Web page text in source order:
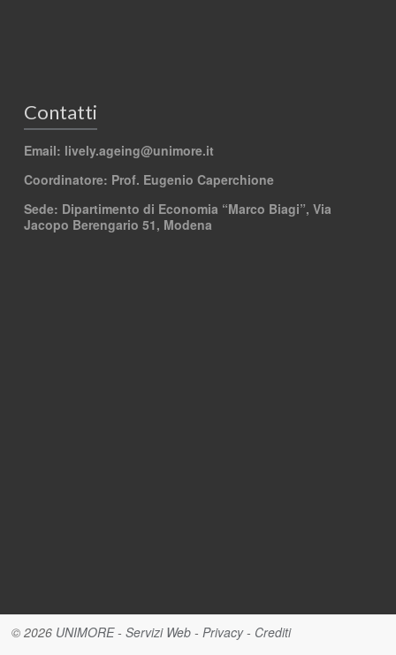
Contatti
Email: lively.ageing@unimore.it
Coordinatore: Prof. Eugenio Caperchione
Sede: Dipartimento di Economia “Marco Biagi”, Via
Jacopo Berengario 51, Modena
© 2026 UNIMORE-Servizi Web - Privacy- Crediti